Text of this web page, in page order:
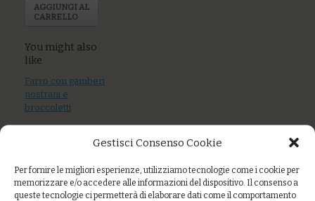
Gestisci Consenso Cookie
Per fornire le migliori esperienze, utilizziamo tecnologie come i cookie per
memorizzare e/o accedere alle informazioni del dispositivo. Il consenso a
queste tecnologie ci permetterà di elaborare dati come il comportamento
AGGIUNGI AL
CARRELLO
You might also
like
Farro con gamberi
nostrani e
broccoletti
tonno, pomodoro
fresco e capperi